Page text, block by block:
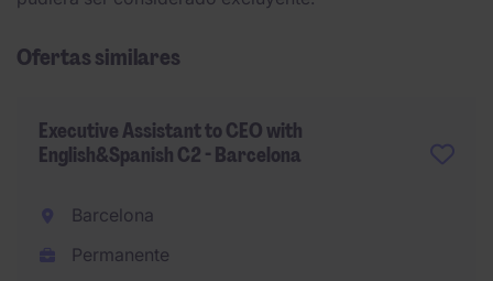
Ofertas similares
Executive Assistant to CEO with
English&Spanish C2 - Barcelona
Barcelona
Permanente